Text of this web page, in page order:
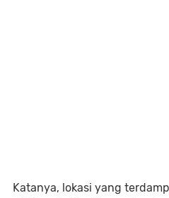
Katanya, lokasi yang